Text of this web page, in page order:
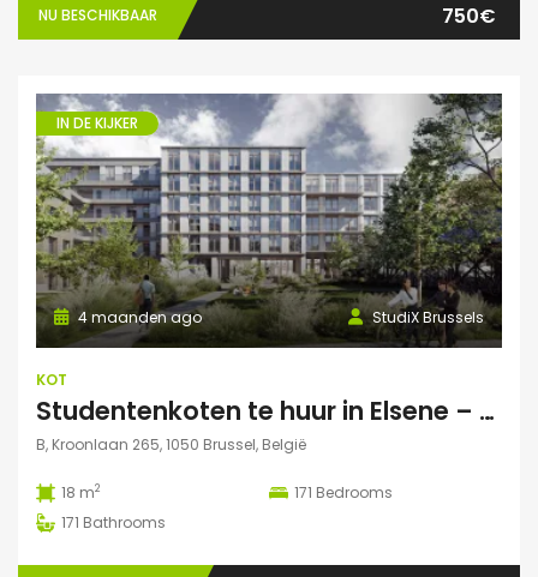
NU BESCHIKBAAR 750€
IN DE KIJKER
StudiX Brussels
4 maanden ago
KOT
Studentenkoten te huur in Elsene – Residentie StudiX
B, Kroonlaan 265, 1050 Brussel, België
18 m2 171 Bedrooms
171 Bathrooms